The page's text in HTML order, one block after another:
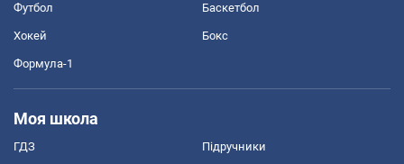
Футбол Баскетбол
Хокей Бокс
Формула-1
Моя школа
ГДЗ Підручники